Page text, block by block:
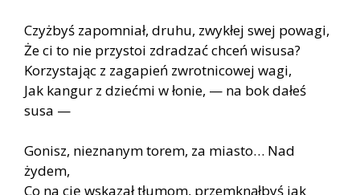
Czyżbyś zapomniał, druhu, zwykłej swej powagi,
Że ci to nie przystoi zdradzać chceń wisusa?
Korzystając z zagapień zwrotnicowej wagi,
Jak kangur z dziećmi w łonie, — na bok dałeś
susa —
Gonisz, nieznanym torem, za miasto… Nad
żydem,
Co na cię wskazał tłumom, przemknąłbyś jak